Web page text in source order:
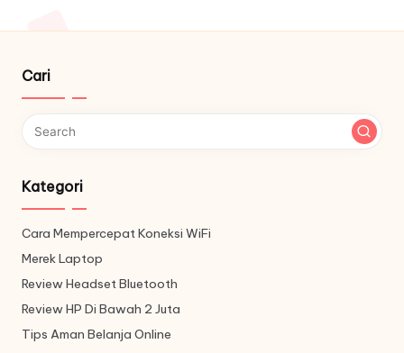
Cari
Kategori
Cara Mempercepat Koneksi WiFi
Merek Laptop
Review Headset Bluetooth
Review HP Di Bawah 2 Juta
Tips Aman Belanja Online